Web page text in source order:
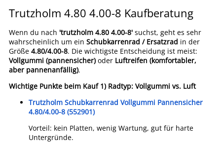
Trutzholm 4.80 4.00-8 Kaufberatung
Wenn du nach 'trutzholm 4.80 4.00-8' suchst, geht es sehr
wahrscheinlich um ein Schubkarrenrad / Ersatzrad in der
Größe 4.80/4.00-8. Die wichtigste Entscheidung ist meist:
Vollgummi (pannensicher) oder Luftreifen (komfortabler,
aber pannenanfällig).
Wichtige Punkte beim Kauf 1) Radtyp: Vollgummi vs. Luft
Trutzholm Schubkarrenrad Vollgummi Pannensicher
4.80/4.00-8 (552901)
Vorteil: kein Platten, wenig Wartung, gut für harte
Untergründe.